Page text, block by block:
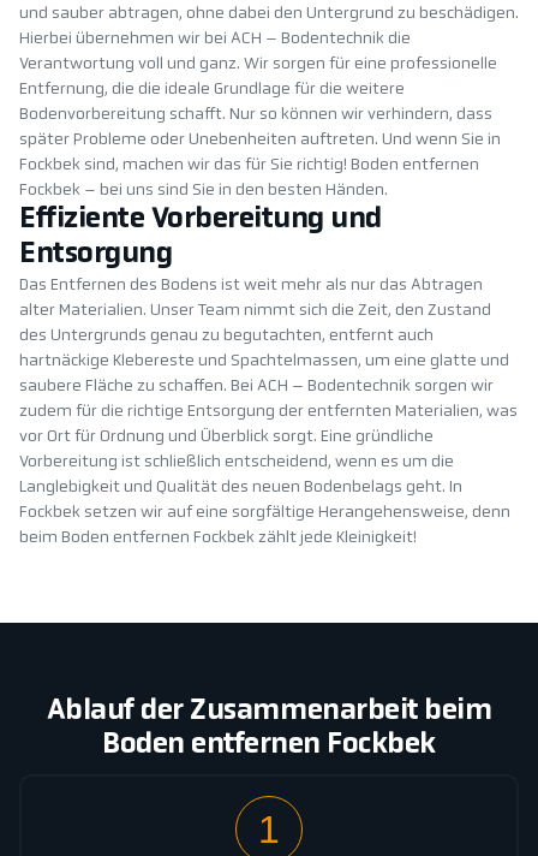
und sauber abtragen, ohne dabei den Untergrund zu beschädigen.
Hierbei übernehmen wir bei ACH – Bodentechnik die
Verantwortung voll und ganz. Wir sorgen für eine professionelle
Entfernung, die die ideale Grundlage für die weitere
Bodenvorbereitung schafft. Nur so können wir verhindern, dass
später Probleme oder Unebenheiten auftreten. Und wenn Sie in
Fockbek sind, machen wir das für Sie richtig! Boden entfernen
Fockbek – bei uns sind Sie in den besten Händen.
Effiziente Vorbereitung und
Entsorgung
Das Entfernen des Bodens ist weit mehr als nur das Abtragen
alter Materialien. Unser Team nimmt sich die Zeit, den Zustand
des Untergrunds genau zu begutachten, entfernt auch
hartnäckige Klebereste und Spachtelmassen, um eine glatte und
saubere Fläche zu schaffen. Bei ACH – Bodentechnik sorgen wir
zudem für die richtige Entsorgung der entfernten Materialien, was
vor Ort für Ordnung und Überblick sorgt. Eine gründliche
Vorbereitung ist schließlich entscheidend, wenn es um die
Langlebigkeit und Qualität des neuen Bodenbelags geht. In
Fockbek setzen wir auf eine sorgfältige Herangehensweise, denn
beim Boden entfernen Fockbek zählt jede Kleinigkeit!
Ablauf der Zusammenarbeit beim
Boden entfernen Fockbek
1